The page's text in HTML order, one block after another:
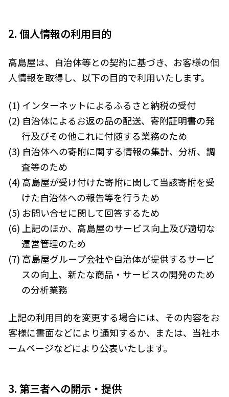
松阪市（三重県） 鳥羽市（三重県）
多気町（三重県） 明和町（三重県）
東近江市（滋賀県）京都市（京都府）
与謝野町（京都府）大阪市（大阪府）
阪南市（大阪府）堺市（大阪府）
神戸市（兵庫県）豊岡市（兵庫県）
三木市（兵庫県）香美町（兵庫県）
中国エリア
米子市（鳥取県）
境港市（鳥取県）琴浦町（鳥取県）
南部町（鳥取県）伯耆町（鳥取県）
日南町（鳥取県）日野町（鳥取県）
江府町（鳥取県）松江市（島根県）
大田市（島根県）
岡山市（岡山県）
高梁市（岡山県）瀬戸内市（岡山県）
東温市（愛媛県）砥部町（愛媛県）
2. 個人情報の利用目的
高島屋は、自治体等との契約に基づき、お客様の個
人情報を取得し、以下の目的で利用いたします。
(1) インターネットによるふるさと納税の受付
(2) 自治体によるお返の品の配送、寄附証明書の発
行及びその他これに付随する業務のため
(3) 自治体への寄附に関する情報の集計、分析、調
査等のため
(4) 高島屋が受け付けた寄附に関して当該寄附を受
けた自治体への報告等を行うため
(5) お問い合せに関して回答するため
(6) 上記のほか、高島屋のサービス向上及び適切な
運営管理のため
(7) 高島屋グループ会社や自治体が提供するサービ
スの向上、新たな商品・サービスの開発のため
の分析業務
上記の利用目的を変更する場合には、その内容をお
客様に書面などにより通知するか、または、当社ホ
ームページなどにより公表いたします。
3. 第三者への開示・提供